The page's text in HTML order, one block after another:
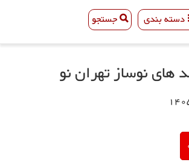
دسته بندی جستجو
نوساز تهران نو
دسته بندی جستجو